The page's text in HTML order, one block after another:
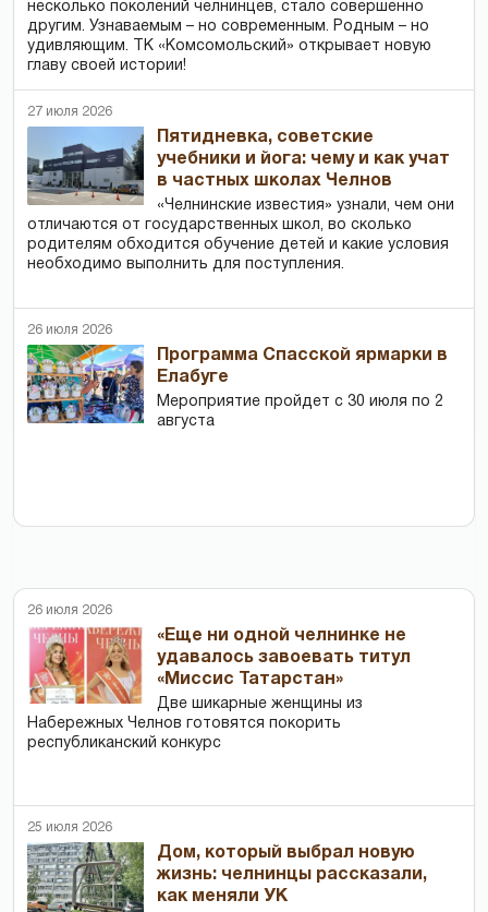
несколько поколений челнинцев, стало совершенно
другим. Узнаваемым – но современным. Родным – но
удивляющим. ТК «Комсомольский» открывает новую
главу своей истории!
27 июля 2026
Пятидневка, советские
учебники и йога: чему и как учат
в частных школах Челнов
«Челнинские известия» узнали, чем они
отличаются от государственных школ, во сколько
родителям обходится обучение детей и какие условия
необходимо выполнить для поступления.
26 июля 2026
Программа Спасской ярмарки в
Елабуге
Мероприятие пройдет с 30 июля по 2
августа
26 июля 2026
«Еще ни одной челнинке не
удавалось завоевать титул
«Миссис Татарстан»
Две шикарные женщины из
Набережных Челнов готовятся покорить
республиканский конкурс
25 июля 2026
Дом, который выбрал новую
жизнь: челнинцы рассказали,
как меняли УК